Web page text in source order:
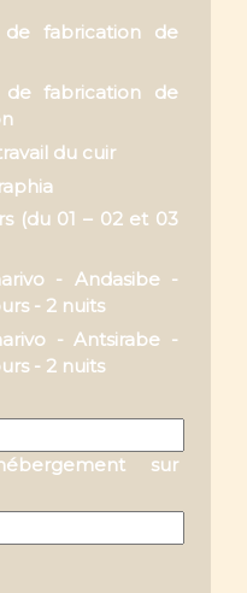
- 2 nuits
- Antsirabe -
- 2 nuits
sur